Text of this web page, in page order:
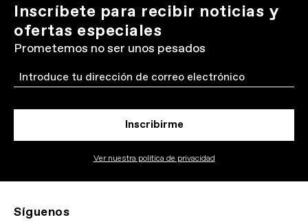
Inscríbete para recibir noticias y
ofertas especiales
Prometemos no ser unos pesados
Email
Inscribirme
Ver nuestra politica de privacidad
Síguenos